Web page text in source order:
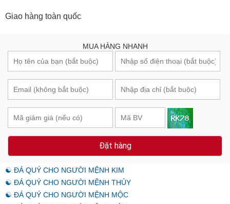
Giao hàng toàn quốc
MUA HÀNG NHANH
Đặt hàng
☯ ĐÁ QUÝ CHO NGƯỜI MỆNH KIM
☯ ĐÁ QUÝ CHO NGƯỜI MỆNH THỦY
☯ ĐÁ QUÝ CHO NGƯỜI MỆNH MỘC